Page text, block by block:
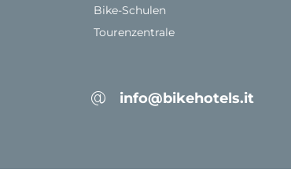
Bike-Schulen
Tourenzentrale
info@bikehotels.it